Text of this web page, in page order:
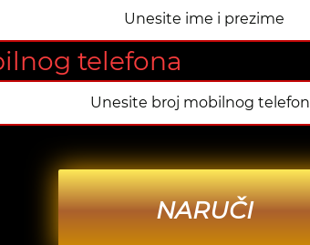
telefona
NARUČI